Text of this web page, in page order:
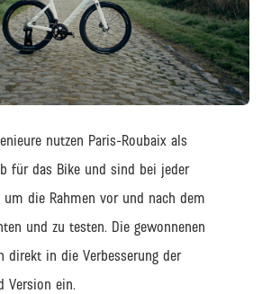
nutzen Paris-Roubaix als
für das Bike und sind bei jeder
um die Rahmen vor und nach dem
und zu testen. Die gewonnenen
direkt in die Verbesserung der
Version ein.